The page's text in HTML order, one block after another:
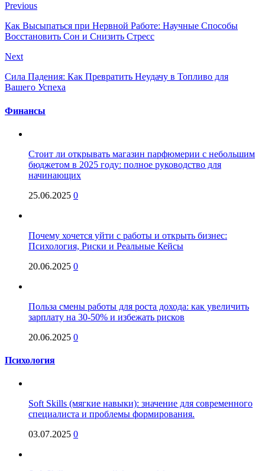
Previous
Как Высыпаться при Нервной Работе: Научные Способы
Восстановить Сон и Снизить Стресс
Next
Сила Падения: Как Превратить Неудачу в Топливо для
Вашего Успеха
Финансы
Стоит ли открывать магазин парфюмерии с небольшим
бюджетом в 2025 году: полное руководство для
начинающих
25.06.2025 0
Почему хочется уйти с работы и открыть бизнес:
Психология, Риски и Реальные Кейсы
20.06.2025 0
Польза смены работы для роста дохода: как увеличить
зарплату на 30-50% и избежать рисков
20.06.2025 0
Психология
Soft Skills (мягкие навыки): значение для современного
специалиста и проблемы формирования.
03.07.2025 0